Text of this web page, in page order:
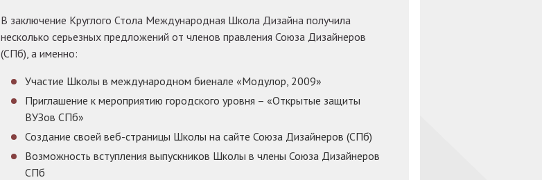
В заключение Круглого Стола Международная Школа Дизайна получила
несколько серьезных предложений от членов правления Союза Дизайнеров
(СПб), а именно:
Участие Школы в международном биенале «Модулор, 2009»
Приглашение к мероприятию городского уровня – «Открытые защиты
ВУЗов СПб»
Создание своей веб-страницы Школы на сайте Союза Дизайнеров (СПб)
Возможность вступления выпускников Школы в члены Союза Дизайнеров
СПб